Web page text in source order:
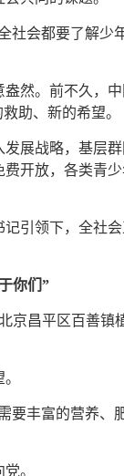
社会都要了解
然。前不久，
助、新的希望。
展战略，基层
开放，各类青
引领下，全社
你们”
京昌平区百善
要丰富的营养
。